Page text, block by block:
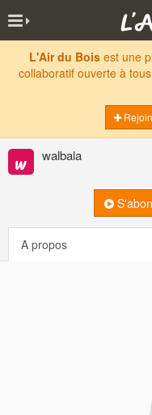
L'Air du Boisest une
collaboratif ouverte à
walbala
A propos